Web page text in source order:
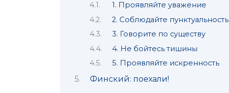
1. Проявляйте уважение
2. Соблюдайте пунктуальность
3. Говорите по существу
4. Не бойтесь тишины
5. Проявляйте искренность
Финский: поехали!